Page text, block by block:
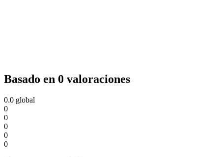
Basado en 0 valoraciones
0.0 global
0
0
0
0
0